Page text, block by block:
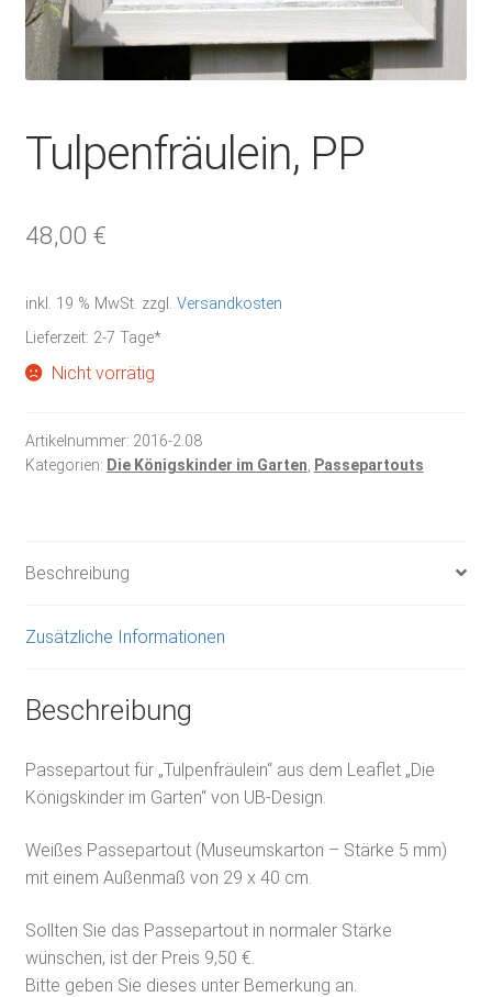
Tulpenfräulein, PP
48,00 €
inkl. 19 % MwSt. zzgl. Versandkosten
Lieferzeit: 2-7 Tage*
Nicht vorrätig
Artikelnummer: 2016-2.08
Kategorien: Die Königskinder im Garten Passepartouts
Beschreibung
Zusätzliche Informationen
Beschreibung
Passepartout für „Tulpenfräulein“ aus dem Leaflet „Die
Königskinder im Garten“ von UB-Design.
Weißes Passepartout (Museumskarton – Stärke 5 mm)
mit einem Außenmaß von 29 x 40 cm.
Sollten Sie das Passepartout in normaler Stärke
wünschen, ist der Preis 9,50 €.
Bitte geben Sie dieses unter Bemerkung an.